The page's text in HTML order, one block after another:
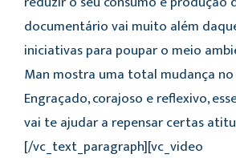
documentário vai muito além
iniciativas para poupar o meio
Man mostra uma total mudança
Engraçado, corajoso e reflexivo,
vai te ajudar a repensar certas
[/vc_text_paragraph][vc_video